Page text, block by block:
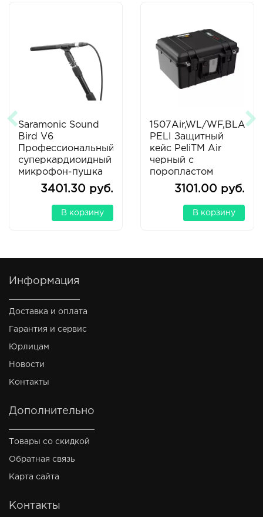
Saramonic Sound
Bird V6
Профессиональный
суперкардиоидный
микрофон-пушка
3401.30 руб.
В корзину
1507Air,WL/
PELI Защитный
кейс PeliTM Air
черный с
поропластом
3101.00 руб.
В корзину
Информация
Доставка и оплата
Гарантия и сервис
Юрлицам
Новости
Контакты
Дополнительно
Товары со скидкой
Обратная связь
Карта сайта
Контакты